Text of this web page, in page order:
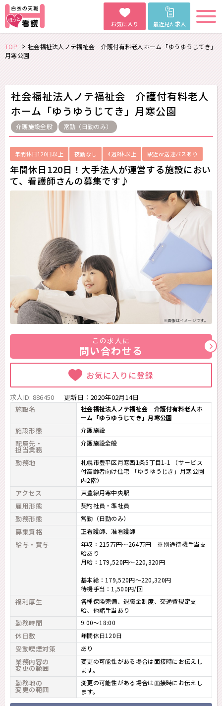
お気に入り 最近見た求人
TOP
社会福祉法人ノテ福祉会 介護付有料老人ホーム「ゆうゆうじてき」
月寒公園
社会福祉法人ノテ福祉会 介護付有料老人
ホーム「ゆうゆうじてき」月寒公園
介護施設全般 常勤（日勤のみ）
年間休日120日以上 夜勤なし 4週8休以上 駅近or送迎バスあり
年間休日120日！大手法人が運営する施設におい
て、看護師さんの募集です♪
※画像はイメージです。
この求人に
問い合わせる
お気に入りに登録
求人ID: 886450 更新日： 2020年02月14日
施設名
社会福祉法人ノテ福祉会 介護付有料老人ホ
ーム「ゆうゆうじてき」月寒公園
施設形態 介護施設
配属先・
担当業務
介護施設全般
勤務地
札幌市豊平区月寒西1条5丁目1-1 （サービス
付高齢者向け住宅 「ゆうゆうじき」月寒公園
内2階）
アクセス 東豊線月寒中央駅
雇用形態 契約社員・準社員
勤務形態 常勤（日勤のみ）
募集資格 正看護師 准看護師
給与・賞与
年収：215万円～264万円 ※別途待機手当支
給あり
月給：179,520円～220,320円
基本給：179,520円～220,320円
待機手当：1,500円/回
福利厚生
各種保険完備、退職金制度、交通費規定支
給、他諸手当あり
勤務時間 9:00～18:00
休日数 年間休日120日
受動喫煙対策 あり
業務内容の
変更の範囲
変更の可能性がある場合は面接時にお伝えし
ます。
勤務地の
変更の範囲
変更の可能性がある場合は面接時にお伝えし
ます。